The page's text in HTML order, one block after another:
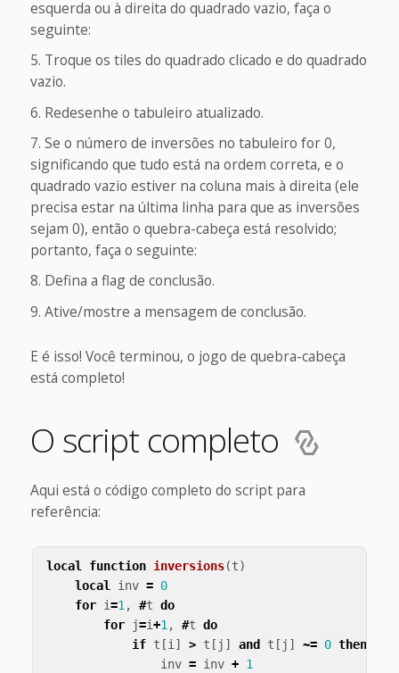
esquerda ou à direita do quadrado vazio, faça o
seguinte:
Troque os tiles do quadrado clicado e do quadrado
vazio.
Redesenhe o tabuleiro atualizado.
Se o número de inversões no tabuleiro for 0,
significando que tudo está na ordem correta, e o
quadrado vazio estiver na coluna mais à direita (ele
precisa estar na última linha para que as inversões
sejam 0), então o quebra-cabeça está resolvido;
portanto, faça o seguinte:
Defina a flag de conclusão.
Ative/mostre a mensagem de conclusão.
E é isso! Você terminou, o jogo de quebra-cabeça
está completo!
O script completo
Aqui está o código completo do script para
referência:
local function inversions(t)
local inv = 0
for i=1, #t do
for
j=i+1, #t do
if t [i] > t [ j ] and t [ j ] ~= 0 then
inv = inv + 1